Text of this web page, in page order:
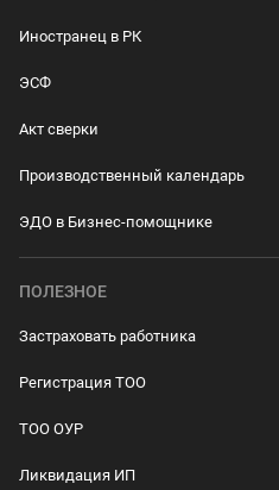
Иностранец в РК
ЭСФ
Акт сверки
Производственный календарь
ЭДО в Бизнес-помощнике
ПОЛЕЗНОЕ
Застраховать работника
Регистрация ТОО
ТОО ОУР
Ликвидация ИП